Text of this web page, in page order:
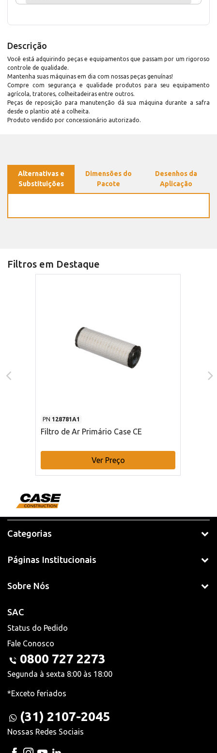
Descrição
Você está adquirindo peças e equipamentos que passam por um rigoroso
controle de qualidade.
Mantenha suas máquinas em dia com nossas peças genuínas!
Compre com segurança e qualidade produtos para seu equipamento
agrícola, tratores, colheitadeiras entre outros.
Peças de reposição para manutenção dá sua máquina durante a safra
desde o plantio até a colheita.
Produto vendido por concessionário autorizado.
Alternativas e
Substituições
Dimensões do
Pacote
Desenhos da
Aplicação
Filtros em Destaque
PN 128781A1
Filtro de Ar Primário Case CE
Ver Preço
Categorias
Páginas Institucionais
Sobre Nós
SAC
Status do Pedido
Fale Conosco
0800 727 2273
Segunda à sexta 8:00 às 18:00
*Exceto feriados
(31) 2107-2045
Nossas Redes Sociais